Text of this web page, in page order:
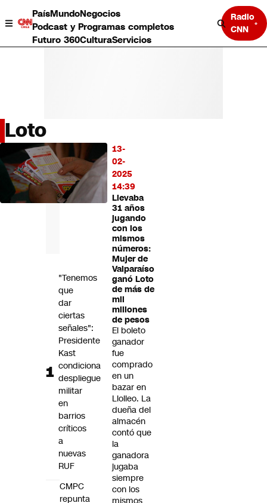
PaísMundoNegocios
Podcast y Programas completos
Futuro 360CulturaServicios
Radio
CNN
País
Mundo
Negocios
Deportes
Programas completos
Loto
13-
02-
2025
14:39
Llevaba
31 años
jugando
con los
mismos
números:
Mujer de
Valparaíso
ganó Loto
de más de
mil
millones
de pesos
El boleto
ganador
fue
comprado
en un
bazar en
Llolleo. La
dueña del
almacén
contó que
la
ganadora
jugaba
siempre
con los
mismos
LO
MÁS
LEÍDO
"Tenemos
que
dar
ciertas
señales":
Presidente
Kast
condiciona
despliegue
militar
en
barrios
críticos
a
nuevas
RUF
CMPC
repunta